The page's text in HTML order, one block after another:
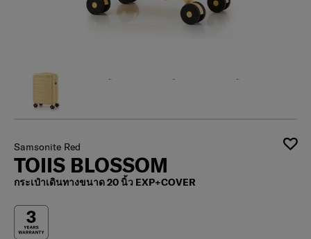
Samsonite Red
TOIIS BLOSSOM
กระเป๋าเดินทางขนาด 20 นิ้ว EXP+COVER